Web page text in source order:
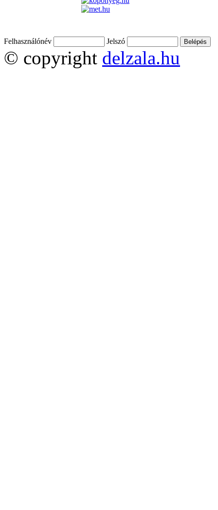
Felhasználónév Jelszó
© copyright delzala.hu